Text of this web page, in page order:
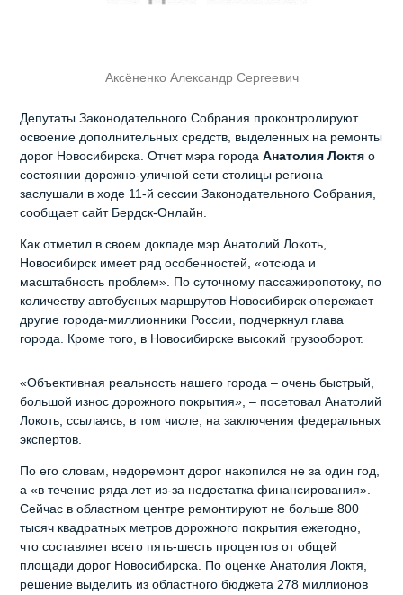
Аксёненко Александр Сергеевич
Депутаты Законодательного Собрания проконтролируют
освоение дополнительных средств, выделенных на ремонты
дорог Новосибирска. Отчет мэра городаАнатолия Локтя о
состоянии дорожно-уличной сети столицы региона
заслушали в ходе 11-й сессии Законодательного Собрания,
сообщает сайт Бердск-Онлайн.
Как отметил в своем докладе мэр Анатолий Локоть,
Новосибирск имеет ряд особенностей, «отсюда и
масштабность проблем». По суточному пассажиропотоку, по
количеству автобусных маршрутов Новосибирск опережает
другие города-миллионники России, подчеркнул глава
города. Кроме того, в Новосибирске высокий грузооборот.
«Объективная реальность нашего города – очень быстрый,
большой износ дорожного покрытия», – посетовал Анатолий
Локоть, ссылаясь, в том числе, на заключения федеральных
экспертов.
По его словам, недоремонт дорог накопился не за один год,
а «в течение ряда лет из-за недостатка финансирования».
Сейчас в областном центре ремонтируют не больше 800
тысяч квадратных метров дорожного покрытия ежегодно,
что составляет всего пять-шесть процентов от общей
площади дорог Новосибирска. По оценке Анатолия Локтя,
решение выделить из областного бюджета 278 миллионов